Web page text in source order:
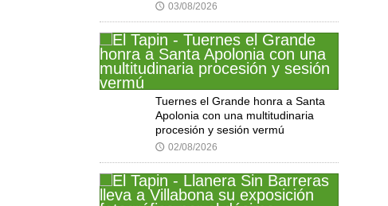
🕔 03/08/2026
Tuernes el Grande honra a Santa
Apolonia con una multitudinaria
procesión y sesión vermú
🕔 02/08/2026